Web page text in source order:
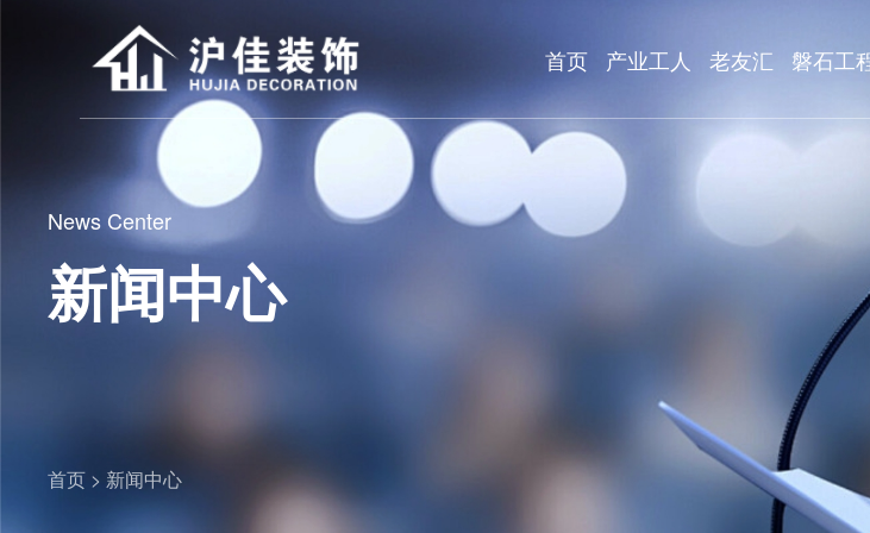
首页 产业工人 老友汇 磐石工
News Center
新闻中心
首页 > 新闻中心